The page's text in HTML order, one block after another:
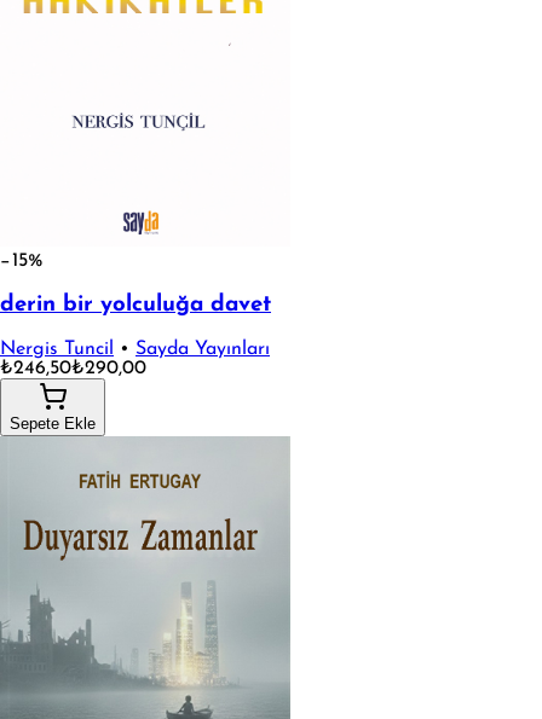
−15%
derin bir yolculuğa davet
Nergis Tuncil • Sayda Yayınları
₺246,50₺290,00
Sepete Ekle